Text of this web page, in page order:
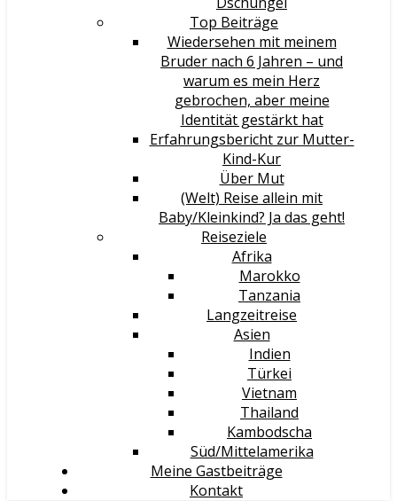
Top Beiträge
Wiedersehen mit meinem
Bruder nach 6 Jahren – und
warum es mein Herz
gebrochen, aber meine
Identität gestärkt hat
Erfahrungsbericht zur Mutter-
Kind-Kur
Über Mut
(Welt) Reise allein mit
Baby/Kleinkind? Ja das geht!
Reiseziele
Afrika
Marokko
Tanzania
Langzeitreise
Asien
Indien
Türkei
Vietnam
Thailand
Kambodscha
Süd/Mittelamerika
Meine Gastbeiträge
Kontakt